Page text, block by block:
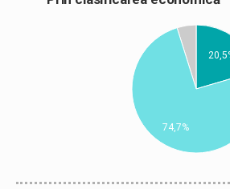
74,7%